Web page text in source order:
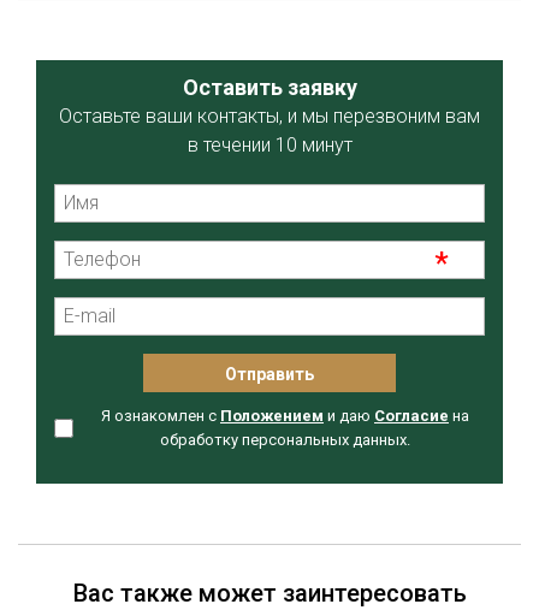
Оставить заявку
Оставьте ваши контакты, и мы перезвоним вам
в течении 10 минут
Я ознакомлен с Положением и даю Согласие на
обработку персональных данных.
Вас также может заинтересовать